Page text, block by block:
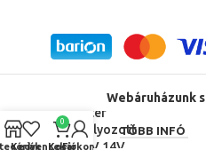
Webáruházunk
TÖBB INFÓ
Univerzális
Egyenáramú
Tápegység
Adapter
Szabályozott
5V 12V 14V
Kedvencek
0
KosárFiókom